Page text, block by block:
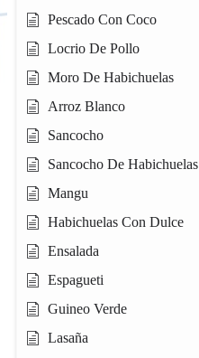
Pescado Con Coco
Locrio De Pollo
Moro De Habichuelas
Arroz Blanco
Sancocho
Sancocho De Habichuelas
Mangu
Habichuelas Con Dulce
Ensalada
Espagueti
Guineo Verde
Lasaña